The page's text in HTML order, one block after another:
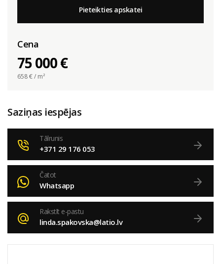
Pieteikties apskatei
Cena
75 000 €
658€ / m²
Saziņas iespējas
Tālrunis
+371 29 176 053
Čatot
Whatsapp
Rakstīt e-pastu
linda.spakovska@latio.lv